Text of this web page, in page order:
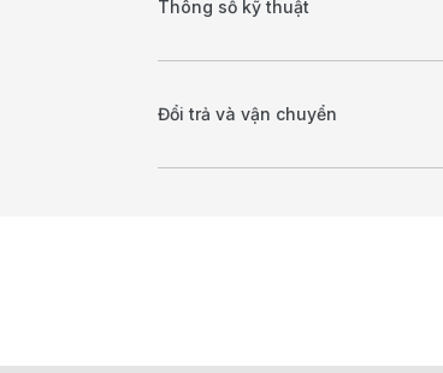
Thông số kỹ thuật
Đổi trả và vận chuyển